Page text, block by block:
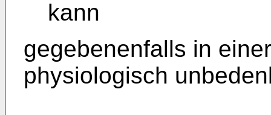
kann
gegebenenfalls in
physiologisch